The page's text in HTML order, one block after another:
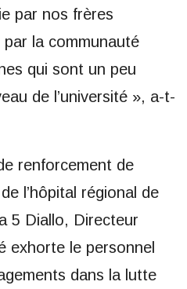
par nos frères
la communauté
qui sont un peu
de l’université », a-t-
renforcement de
l’hôpital régional de
5 Diallo, Directeur
exhorte le personnel
dans la lutte